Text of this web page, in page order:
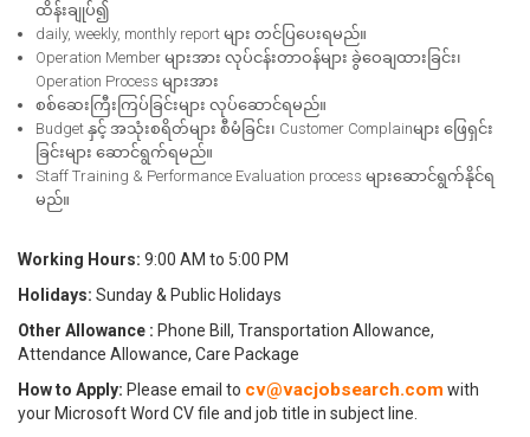
ထိန်းချုပ်၍
daily, weekly, monthly report များ တင်ပြပေးရမည်။
Operation Member များအား လုပ်ငန်းတာဝန်များ ခွဲဝေချထားခြင်း၊
Operation Process များအား
စစ်ဆေးကြီးကြပ်ခြင်းများ လုပ်ဆောင်ရမည်။
Budget နှင့် အသုံးစရိတ်များ စီမံခြင်း၊ Customer Complainများ ဖြေရှင်း
ခြင်းများ ဆောင်ရွက်ရမည်။
Staff Training & Performance Evaluation process များဆောင်ရွက်နိုင်ရ
မည်။
Working Hours: 9:00 AM to 5:00 PM
Holidays: Sunday & Public Holidays
Other Allowance : Phone Bill, Transportation Allowance,
Attendance Allowance, Care Package
How to Apply: Please email to cv@vacjobsearch.com with
your Microsoft Word CV file and job title in subject line.